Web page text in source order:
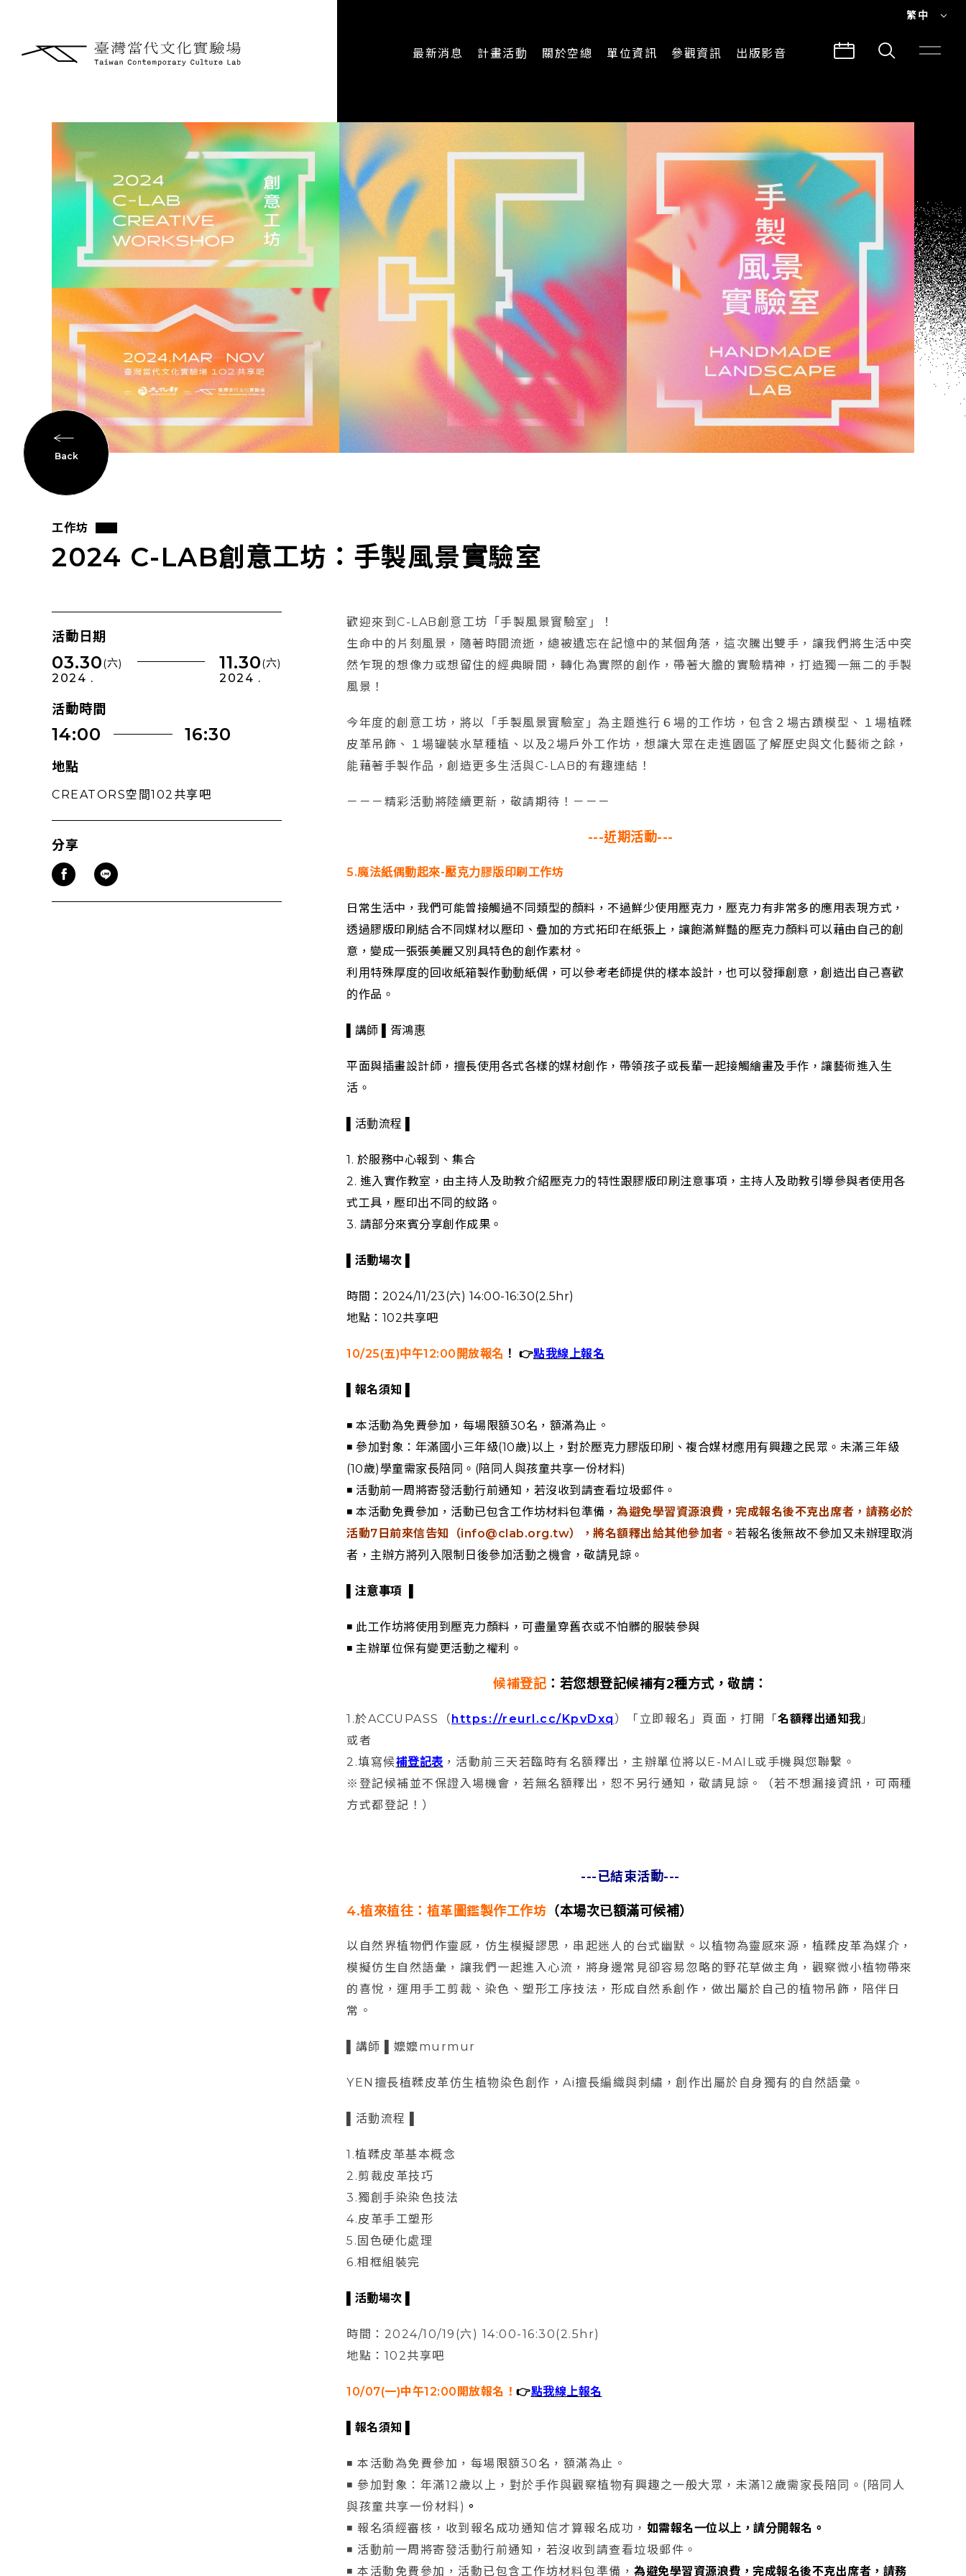
繁中
最新消息
即時新聞
計畫活動
主題計畫
關於空總
組織架構
場地申請
單位資訊 參觀資訊
交通與地圖
出版影音
所有影音
出版品
Back
工作坊
2024 C-LAB創意工坊：手製風景實驗室
活動日期
03.30(六)
2024 .
11.30(六)
2024 .
活動時間
14:00 16:30
地點
CREATORS空間102共享吧
分享
歡迎來到C-LAB創意工坊「手製風景實驗室」！
生命中的片刻風景，隨著時間流逝，總被遺忘在記憶中的某個角落，這次騰出雙手，讓我們將生活中突
然乍現的想像力或想留住的經典瞬間，轉化為實際的創作，帶著大膽的實驗精神，打造獨一無二的手製
風景！
今年度的創意工坊，將以「手製風景實驗室」為主題進行６場的工作坊，包含２場古蹟模型、１場植鞣
皮革吊飾、１場罐裝水草種植、以及2場戶外工作坊，想讓大眾在走進園區了解歷史與文化藝術之餘，
能藉著手製作品，創造更多生活與C-LAB的有趣連結！
－－－精彩活動將陸續更新，敬請期待！－－－
---近期活動---
5.魔法紙偶動起來-壓克力膠版印刷工作坊
日常生活中，我們可能曾接觸過不同類型的顏料，不過鮮少使用壓克力，壓克力有非常多的應用表現方式，
透過膠版印刷結合不同媒材以壓印、疊加的方式拓印在紙張上，讓飽滿鮮豔的壓克力顏料可以藉由自己的創
意，變成一張張美麗又別具特色的創作素材。
利用特殊厚度的回收紙箱製作動動紙偶，可以參考老師提供的樣本設計，也可以發揮創意，創造出自己喜歡
的作品。
▌講師 ▌胥鴻惠
平面與插畫設計師，擅長使用各式各樣的媒材創作，帶領孩子或長輩一起接觸繪畫及手作，讓藝術進入生
活。
▌活動流程 ▌
1. 於服務中心報到、集合
2. 進入實作教室，由主持人及助教介紹壓克力的特性跟膠版印刷注意事項，主持人及助教引導參與者使用各
式工具，壓印出不同的紋路。
3. 請部分來賓分享創作成果。
活動場次 ▌
時間：2024/11/23(六) 14:00-16:30(2.5hr)
地點：102共享吧
10/25(五)中午12:00開放報名 ！ 👉點我線上報名
報名須知 ▌
◾ 本活動為免費參加，每場限額30名，額滿為止。
◾ 參加對象：年滿國小三年級(10歲)以上，對於壓克力膠版印刷、複合媒材應用有興趣之民眾。未滿三年級
(10歲)學童需家長陪同。(陪同人與孩童共享一份材料)
◾ 活動前一周將寄發活動行前通知，若沒收到請查看垃圾郵件。
◾ 本活動免費參加，活動已包含工作坊材料包準備， 為避免學習資源浪費，完成報名後不克出席者，請務必於
活動7日前來信告知（info@clab.org.tw），將名額釋出給其他參加者。 若報名後無故不參加又未辦理取消
者，主辦方將列入限制日後參加活動之機會，敬請見諒。
▌注意事項
◾ 此工作坊將使用到壓克力顏料，可盡量穿舊衣或不怕髒的服裝參與
◾ 主辦單位保有變更活動之權利。
候補登記 ：若您想登記候補有2種方式，敬請：
1.於ACCUPASS（https://reurl.cc/KpvDxq ）「立即報名」頁面，打開「名額釋出通知我 」
或者
2.填寫候補登記表，活動前三天若臨時有名額釋出，主辦單位將以E-MAIL或手機與您聯繫。
※登記候補並不保證入場機會，若無名額釋出，恕不另行通知，敬請見諒。（若不想漏接資訊，可兩種
方式都登記！）
---已結束活動---
4.植來植往：植革圖鑑製作工作坊 （本場次已額滿可候補）
以自然界植物們作靈感，仿生模擬謬思，串起迷人的台式幽默。以植物為靈感來源，植鞣皮革為媒介，
模擬仿生自然語彙，讓我們一起進入心流，將身邊常見卻容易忽略的野花草做主角，觀察微小植物帶來
的喜悅，運用手工剪裁、染色、塑形工序技法，形成自然系創作，做出屬於自己的植物吊飾，陪伴日
常。
▌講師 ▌嬤嬤murmur
YEN擅長植鞣皮革仿生植物染色創作，Ai擅長編織與刺繡，創作出屬於自身獨有的自然語彙。
▌活動流程 ▌
1.植鞣皮革基本概念
2.剪裁皮革技巧
3.獨創手染染色技法
4.皮革手工塑形
5.固色硬化處理
6.相框組裝完
活動場次 ▌
時間：2024/10/19(六) 14:00-16:30(2.5hr)
地點：102共享吧
10/07(一)中午12:00開放報名！ 👉點我線上報名
報名須知 ▌
◾ 本活動為免費參加，每場限額30名，額滿為止。
◾ 參加對象：年滿12歲以上，對於手作與觀察植物有興趣之一般大眾，未滿12歲需家長陪同。(陪同人
與孩童共享一份材料) 。
◾ 報名須經審核，收到報名成功通知信才算報名成功， 如需報名一位以上，請分開報名。
◾ 活動前一周將寄發活動行前通知，若沒收到請查看垃圾郵件。
◾ 本活動免費參加，活動已包含工作坊材料包準備， 為避免學習資源浪費，完成報名後不克出席者，請務